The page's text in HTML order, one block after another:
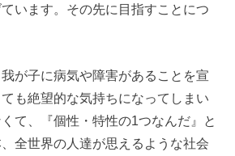
います。 その先に目指すことにつ
我が子に病気や障害があることを宣
も絶望的な気持ちになってしまい
て、『個性・特性の1つなんだ』と
全世界の人達が思えるような社会